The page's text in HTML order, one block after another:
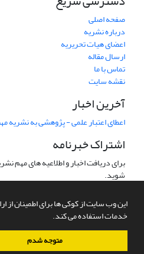
این وب سایت از کوکی ها برای اطمینان از
خدمات استفاده می کند.
متوجه شدم
صفحه اصلی
درباره نشریه
اعضای هیات تحریریه
ارسال مقاله
تماس با ما
نقشه سایت
آخرین اخبار
اعطای اعتبار علمی - پژوهشی به نشریه
اشتراک خبرنامه
برای دریافت اخبار و اطلاعیه های مهم
شوید.
سامانه مدیریت نشریات علمی.طراحی و